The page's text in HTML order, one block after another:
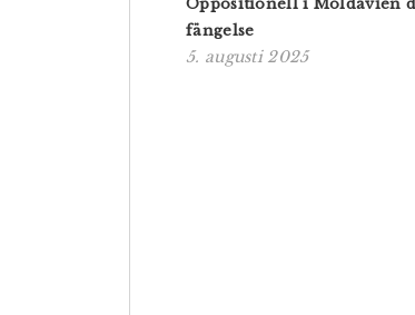
fängelse
5. augusti 2025